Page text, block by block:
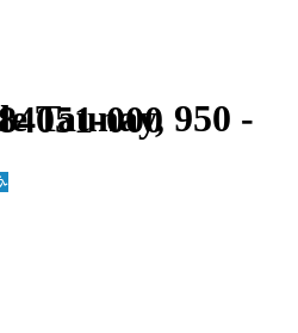
- CEP 84051-000